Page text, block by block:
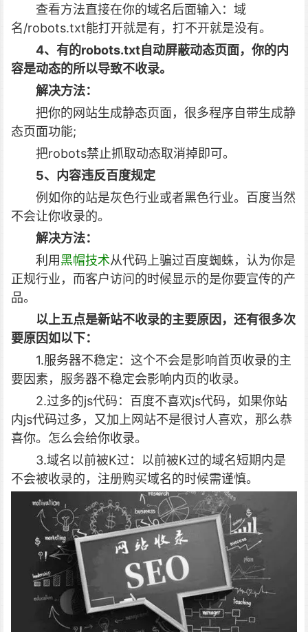
查看方法直接在你的域名后面输入：域
名/robots.txt能打开就是有，打不开就是没有。
4、有的robots.txt自动屏蔽动态页面，你的内
容是动态的所以导致不收录。
解决方法：
把你的网站生成静态页面，很多程序自带生成静
态页面功能;
把robots禁止抓取动态取消掉即可。
5、内容违反百度规定
例如你的站是灰色行业或者黑色行业。百度当然
不会让你收录的。
解决方法：
利用黑帽技术从代码上骗过百度蜘蛛，认为你是
正规行业，而客户访问的时候显示的是你要宣传的产
品。
以上五点是新站不收录的主要原因，还有很多次
要原因如以下：
1.服务器不稳定：这个不会是影响首页收录的主
要因素，服务器不稳定会影响内页的收录。
2.过多的js代码：百度不喜欢js代码，如果你站
内js代码过多，又加上网站不是很讨人喜欢，那么恭
喜你。怎么会给你收录。
3.域名以前被K过：以前被K过的域名短期内是
不会被收录的，注册购买域名的时候需谨慎。